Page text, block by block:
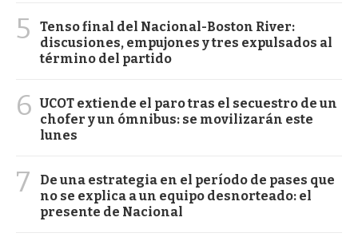
5
Tenso final del Nacional-Boston River:
discusiones, empujones y tres expulsados al
término del partido
6 UCOT extiende el paro tras el secuestro de un
chofer y un ómnibus: se movilizarán este
lunes
7
De una estrategia en el período de pases que
no se explica a un equipo desnorteado: el
presente de Nacional